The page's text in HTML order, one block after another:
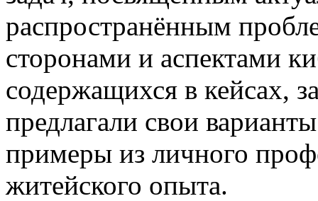
распространённым
сторонами и аспектами
содержащихся в кейсах,
предлагали свои
примеры из личного
житейского опыта.